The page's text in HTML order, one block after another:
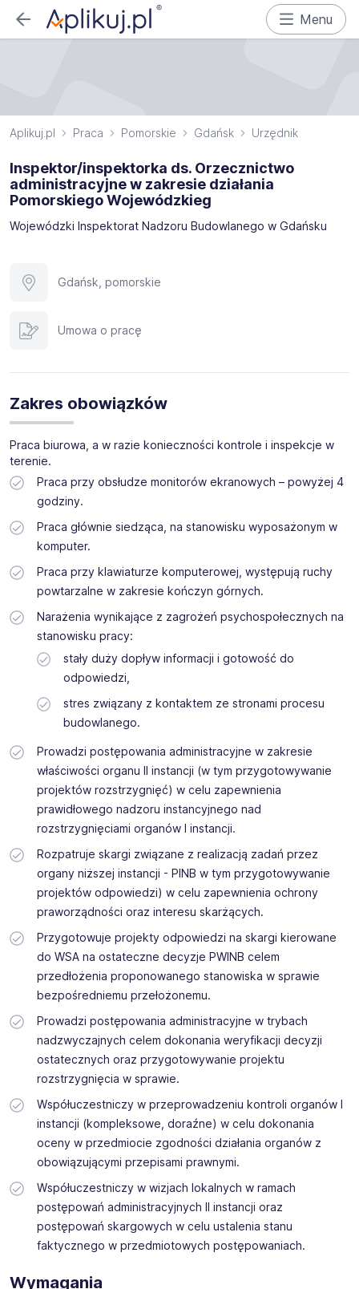
Menu
Aplikuj.pl Praca Pomorskie Gdańsk Urzędnik
Inspektor/inspektorka ds. Orzecznictwo
administracyjne w zakresie działania
Pomorskiego Wojewódzkieg
Wojewódzki Inspektorat Nadzoru Budowlanego w Gdańsku
Gdańsk, pomorskie
Umowa o pracę
Zakres obowiązków
Praca biurowa, a w razie konieczności kontrole i inspekcje w
terenie.
Praca przy obsłudze monitorów ekranowych – powyżej 4
godziny.
Praca głównie siedząca, na stanowisku wyposażonym w
komputer.
Praca przy klawiaturze komputerowej, występują ruchy
powtarzalne w zakresie kończyn górnych.
Narażenia wynikające z zagrożeń psychospołecznych na
stanowisku pracy:
stały duży dopływ informacji i gotowość do
odpowiedzi,
stres związany z kontaktem ze stronami procesu
budowlanego.
Prowadzi postępowania administracyjne w zakresie
właściwości organu II instancji (w tym przygotowywanie
projektów rozstrzygnięć) w celu zapewnienia
prawidłowego nadzoru instancyjnego nad
rozstrzygnięciami organów I instancji.
Rozpatruje skargi związane z realizacją zadań przez
organy niższej instancji - PINB w tym przygotowywanie
projektów odpowiedzi) w celu zapewnienia ochrony
praworządności oraz interesu skarżących.
Przygotowuje projekty odpowiedzi na skargi kierowane
do WSA na ostateczne decyzje PWINB celem
przedłożenia proponowanego stanowiska w sprawie
bezpośredniemu przełożonemu.
Prowadzi postępowania administracyjne w trybach
nadzwyczajnych celem dokonania weryfikacji decyzji
ostatecznych oraz przygotowywanie projektu
rozstrzygnięcia w sprawie.
Współuczestniczy w przeprowadzeniu kontroli organów I
instancji (kompleksowe, doraźne) w celu dokonania
oceny w przedmiocie zgodności działania organów z
obowiązującymi przepisami prawnymi.
Współuczestniczy w wizjach lokalnych w ramach
postępowań administracyjnych II instancji oraz
postępowań skargowych w celu ustalenia stanu
faktycznego w przedmiotowych postępowaniach.
Wymagania